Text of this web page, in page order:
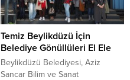
Temiz Beylikdüzü İçin
Belediye Gönüllüleri El Ele
Beylikdüzü Belediyesi, Aziz
Sancar Bilim ve Sanat